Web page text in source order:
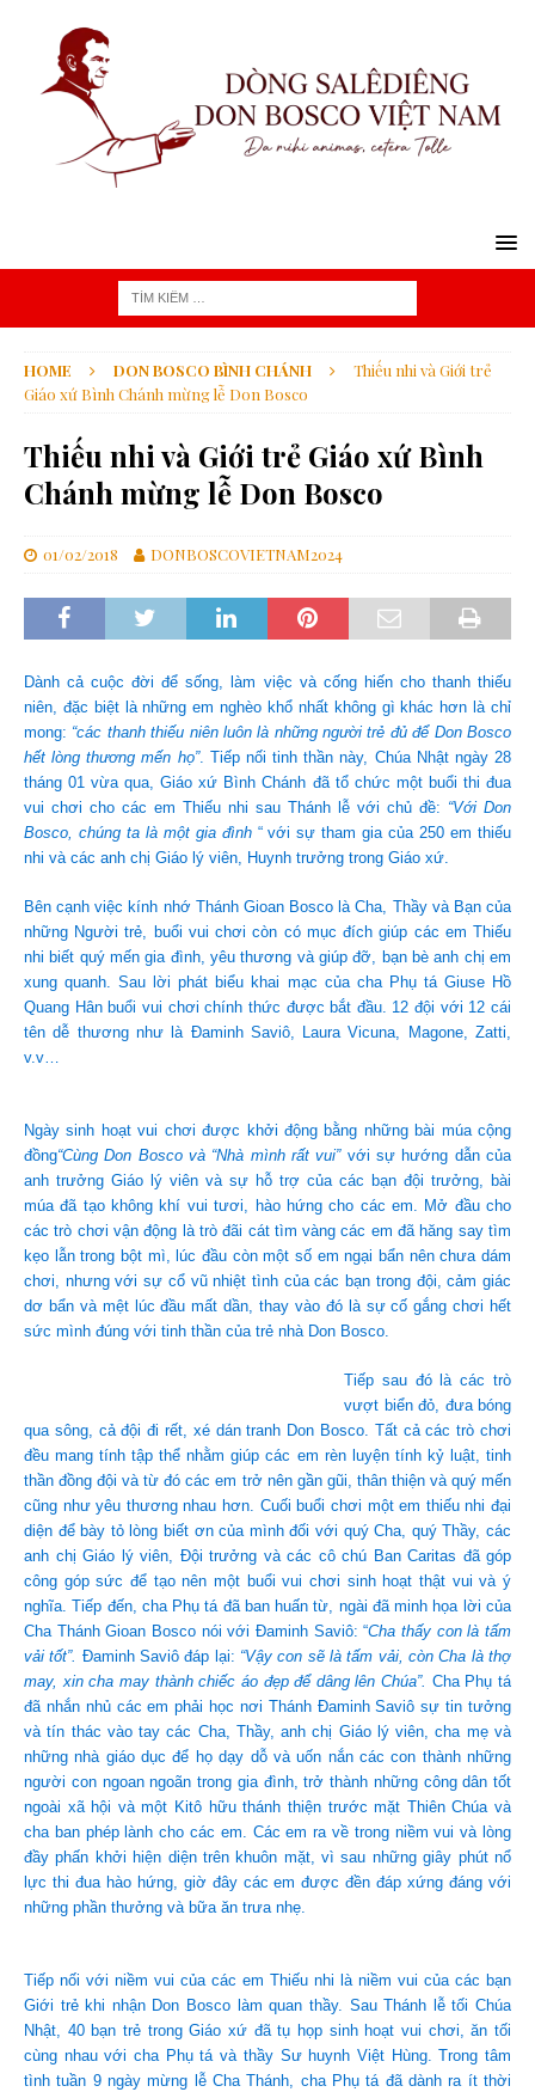
HOME DON BOSCO BÌNH CHÁNH
Thiếu nhi và Giới trẻ
Giáo xứ Bình Chánh mừng lễ Don Bosco
Thiếu nhi và Giới trẻ Giáo xứ Bình
Chánh mừng lễ Don Bosco
01/02/2018 DONBOSCOVIETNAM2024
Dành cả cuộc đời để sống, làm việc và cống hiến cho thanh thiếu
niên, đặc biệt là những em nghèo khổ nhất không gì khác hơn là chỉ
mong: “các thanh thiếu niên luôn là những người trẻ đủ để Don Bosco
hết lòng thương mến họ”. Tiếp nối tinh thần này, Chúa Nhật ngày 28
tháng 01 vừa qua, Giáo xứ Bình Chánh đã tổ chức một buổi thi đua
vui chơi cho các em Thiếu nhi sau Thánh lễ với chủ đề: “Với Don
Bosco, chúng ta là một gia đình“ với sự tham gia của 250 em thiếu
nhi và các anh chị Giáo lý viên, Huynh trưởng trong Giáo xứ.
Bên cạnh việc kính nhớ Thánh Gioan Bosco là Cha, Thầy và Bạn của
những Người trẻ, buổi vui chơi còn có mục đích giúp các em Thiếu
nhi biết quý mến gia đình, yêu thương và giúp đỡ, bạn bè anh chị em
xung quanh. Sau lời phát biểu khai mạc của cha Phụ tá Giuse Hồ
Quang Hân buổi vui chơi chính thức được bắt đầu. 12 đội với 12 cái
tên dễ thương như là Đaminh Saviô, Laura Vicuna, Magone, Zatti,
v.v…
Ngày sinh hoạt vui chơi được khởi động bằng những bài múa cộng
đồng“Cùng Don Bosco và “Nhà mình rất vui”với sự hướng dẫn của
anh trưởng Giáo lý viên và sự hỗ trợ của các bạn đội trưởng, bài
múa đã tạo không khí vui tươi, hào hứng cho các em. Mở đầu cho
các trò chơi vận động là trò đãi cát tìm vàng các em đã hăng say tìm
kẹo lẫn trong bột mì, lúc đầu còn một số em ngại bẩn nên chưa dám
chơi, nhưng với sự cổ vũ nhiệt tình của các bạn trong đội, cảm giác
dơ bẩn và mệt lúc đầu mất dần, thay vào đó là sự cố gắng chơi hết
sức mình đúng với tinh thần của trẻ nhà Don Bosco.
Tiếp sau đó là các trò
vượt biển đỏ, đưa bóng
qua sông, cả đội đi rết, xé dán tranh Don Bosco. Tất cả các trò chơi
đều mang tính tập thể nhằm giúp các em rèn luyện tính kỷ luật, tinh
thần đồng đội và từ đó các em trở nên gần gũi, thân thiện và quý mến
cũng như yêu thương nhau hơn. Cuối buổi chơi một em thiếu nhi đại
diện để bày tỏ lòng biết ơn của mình đối với quý Cha, quý Thầy, các
anh chị Giáo lý viên, Đội trưởng và các cô chú Ban Caritas đã góp
công góp sức để tạo nên một buổi vui chơi sinh hoạt thật vui và ý
nghĩa. Tiếp đến, cha Phụ tá đã ban huấn từ, ngài đã minh họa lời của
Cha Thánh Gioan Bosco nói với Đaminh Saviô: “Cha thấy con là tấm
vải tốt”. Đaminh Saviô đáp lại: “Vậy con sẽ là tấm vải, còn Cha là thợ
may, xin cha may thành chiếc áo đẹp để dâng lên Chúa”. Cha Phụ tá
đã nhắn nhủ các em phải học nơi Thánh Đaminh Saviô sự tin tưởng
và tín thác vào tay các Cha, Thầy, anh chị Giáo lý viên, cha mẹ và
những nhà giáo dục để họ dạy dỗ và uốn nắn các con thành những
người con ngoan ngoãn trong gia đình, trở thành những công dân tốt
ngoài xã hội và một Kitô hữu thánh thiện trước mặt Thiên Chúa và
cha ban phép lành cho các em. Các em ra về trong niềm vui và lòng
đầy phấn khởi hiện diện trên khuôn mặt, vì sau những giây phút nổ
lực thi đua hào hứng, giờ đây các em được đền đáp xứng đáng với
những phần thưởng và bữa ăn trưa nhẹ.
Tiếp nối với niềm vui của các em Thiếu nhi là niềm vui của các bạn
Giới trẻ khi nhận Don Bosco làm quan thầy. Sau Thánh lễ tối Chúa
Nhật, 40 bạn trẻ trong Giáo xứ đã tụ họp sinh hoạt vui chơi, ăn tối
cùng nhau với cha Phụ tá và thầy Sư huynh Việt Hùng. Trong tâm
tình tuần 9 ngày mừng lễ Cha Thánh, cha Phụ tá đã dành ra ít thời